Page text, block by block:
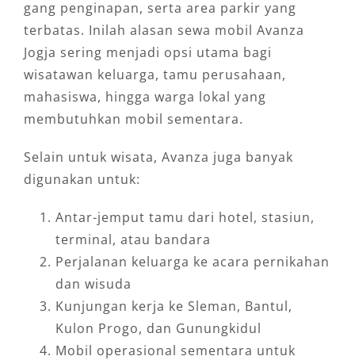
gang penginapan, serta area parkir yang
terbatas. Inilah alasan sewa mobil Avanza
Jogja sering menjadi opsi utama bagi
wisatawan keluarga, tamu perusahaan,
mahasiswa, hingga warga lokal yang
membutuhkan mobil sementara.
Selain untuk wisata, Avanza juga banyak
digunakan untuk:
Antar-jemput tamu dari hotel, stasiun,
terminal, atau bandara
Perjalanan keluarga ke acara pernikahan
dan wisuda
Kunjungan kerja ke Sleman, Bantul,
Kulon Progo, dan Gunungkidul
Mobil operasional sementara untuk